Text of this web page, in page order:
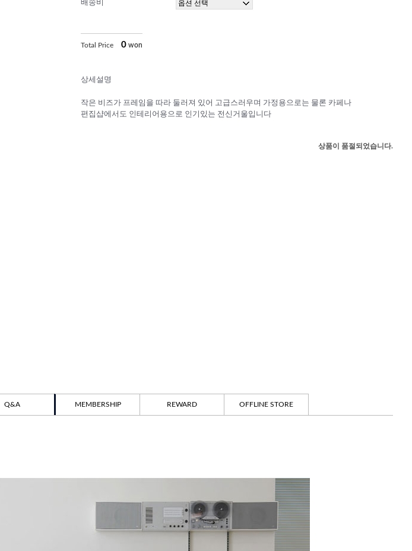
배송비
Total Price 0 won
상세설명
작은 비즈가 프레임을 따라 둘러져 있어 고급스러우며 가정용으로는 물론 카페나
편집샵에서도 인테리어용으로 인기있는 전신거울입니다
상품이 품절되었습니다.
Q&A MEMBERSHIP REWARD OFFLINE STORE